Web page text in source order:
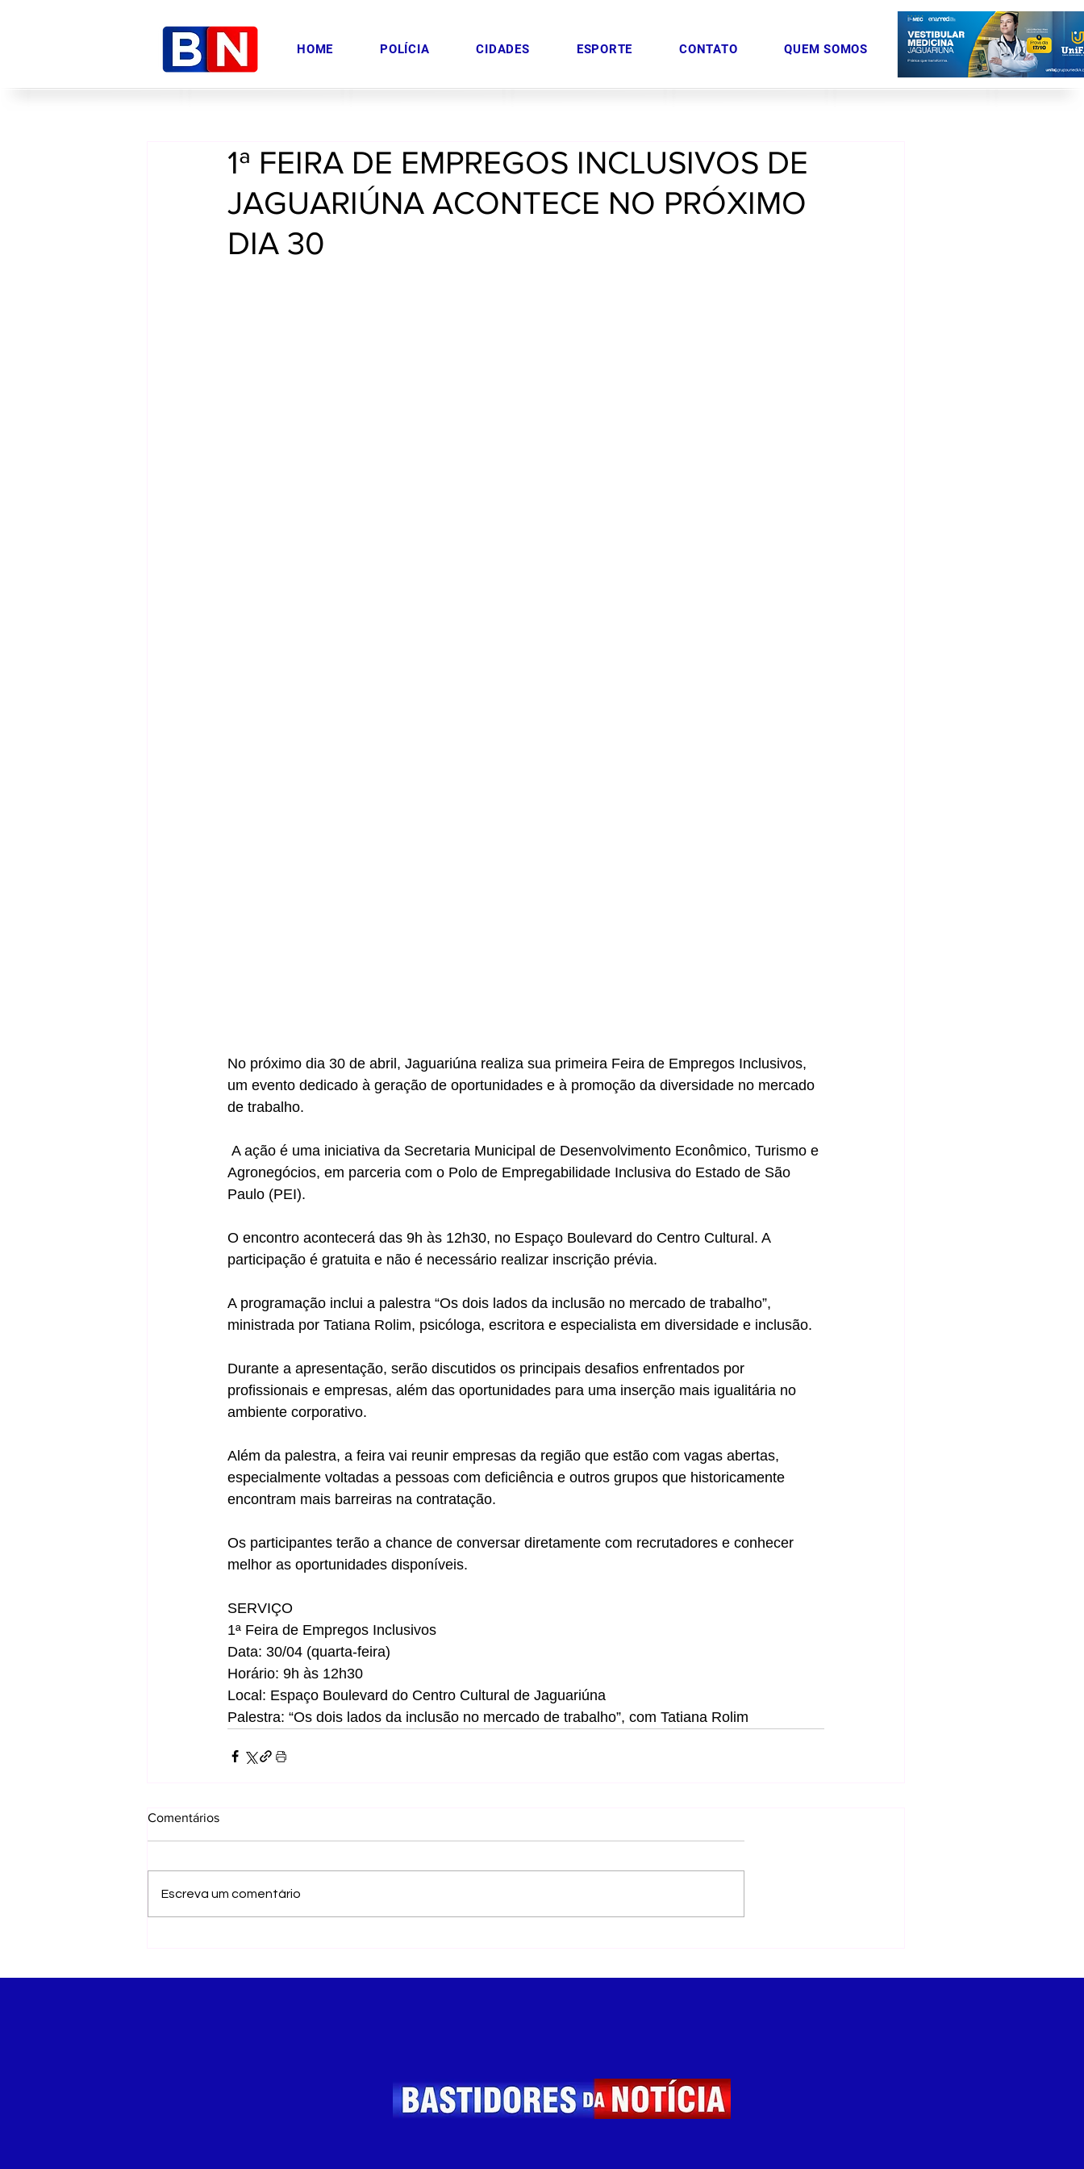
HOME POLÍCIA CIDADES ESPORTE CONTATO QUEM SOMOS
1ª FEIRA DE EMPREGOS INCLUSIVOS DE
JAGUARIÚNA ACONTECE NO PRÓXIMO
DIA 30
No próximo dia 30 de abril, Jaguariúna realiza sua primeira Feira de Empregos Inclusivos,
um evento dedicado à geração de oportunidades e à promoção da diversidade no mercado
de trabalho.
Agronegócios, em parceria com o Polo de Empregabilidade Inclusiva do Estado de São
Paulo (PEI).
O encontro acontecerá das 9h às 12h30, no Espaço Boulevard do Centro Cultural. A
participação é gratuita e não é necessário realizar inscrição prévia.
A programação inclui a palestra “Os dois lados da inclusão no mercado de trabalho”,
ministrada por Tatiana Rolim, psicóloga, escritora e especialista em diversidade e inclusão.
Durante a apresentação, serão discutidos os principais desafios enfrentados por
profissionais e empresas, além das oportunidades para uma inserção mais igualitária no
ambiente corporativo.
Além da palestra, a feira vai reunir empresas da região que estão com vagas abertas,
especialmente voltadas a pessoas com deficiência e outros grupos que historicamente
encontram mais barreiras na contratação.
Os participantes terão a chance de conversar diretamente com recrutadores e conhecer
melhor as oportunidades disponíveis.
SERVIÇO
1ª Feira de Empregos Inclusivos
Data: 30/04 (quarta-feira)
Horário: 9h às 12h30
Local: Espaço Boulevard do Centro Cultural de Jaguariúna
Palestra: “Os dois lados da inclusão no mercado de trabalho”, com Tatiana Rolim
Comentários
Escreva um comentário